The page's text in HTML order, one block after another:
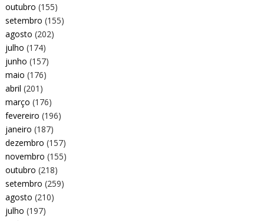
outubro (155)
setembro (155)
agosto (202)
julho (174)
junho (157)
maio (176)
abril (201)
março (176)
fevereiro (196)
janeiro (187)
dezembro (157)
novembro (155)
outubro (218)
setembro (259)
agosto (210)
julho (197)